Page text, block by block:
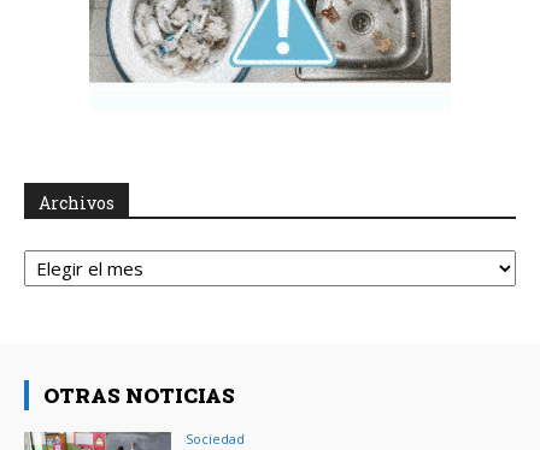
Archivos
Archivos
OTRAS NOTICIAS
Sociedad